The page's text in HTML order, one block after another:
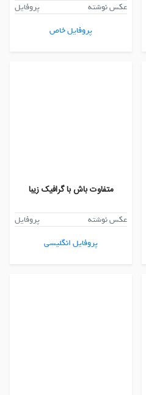
عکس نوشته
پروفایل
پروفایل خاص
متفاوت باش با گرافیک زیبا
عکس نوشته
پروفایل
پروفایل انگلیسی